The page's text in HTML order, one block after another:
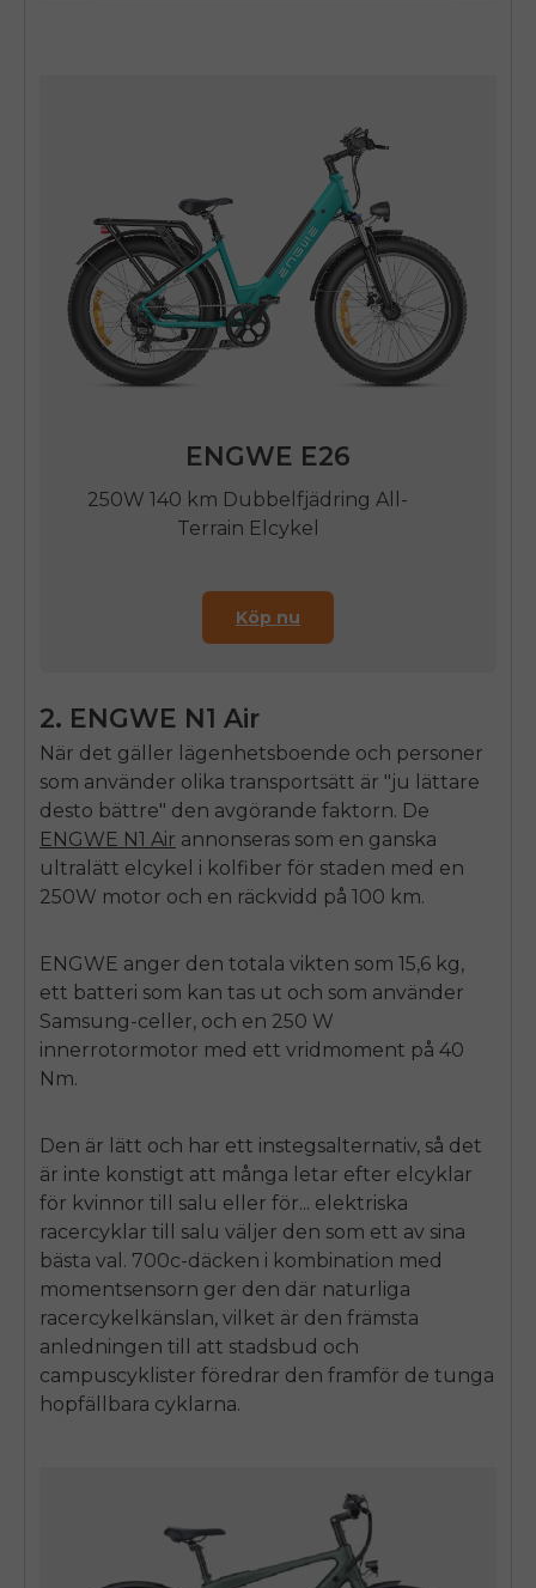
ENGWE E26
250W 140 km Dubbelfjädring All-
Terrain Elcykel
Köp nu
2. ENGWE N1 Air
När det gäller lägenhetsboende och personer
som använder olika transportsätt är "ju lättare
desto bättre" den avgörande faktorn. De
ENGWE N1 Air annonseras som en ganska
ultralätt elcykel i kolfiber för staden med en
250W motor och en räckvidd på 100 km.
ENGWE anger den totala vikten som 15,6 kg,
ett batteri som kan tas ut och som använder
Samsung-celler, och en 250 W
innerrotormotor med ett vridmoment på 40
Nm.
Den är lätt och har ett instegsalternativ, så det
är inte konstigt att många letar efter elcyklar
för kvinnor till salu eller för... elektriska
racercyklar till salu väljer den som ett av sina
bästa val. 700c-däcken i kombination med
momentsensorn ger den där naturliga
racercykelkänslan, vilket är den främsta
anledningen till att stadsbud och
campuscyklister föredrar den framför de tunga
hopfällbara cyklarna.